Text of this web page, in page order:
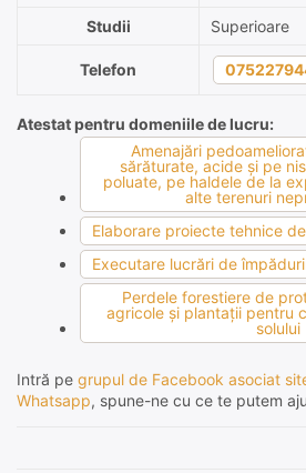
Studii
Superioare
Telefon
Atestat pentru domeniile de lucru:
Amenajări
sărăturate, acide şi pe
poluate, pe haldele de la
alte terenuri
Elaborare proiecte tehnice
Executare lucrări de
Perdele forestiere de
agricole şi plantaţii pentru
solului
Intră pe grupul de Facebook asociat
Whatsapp, spune-ne cu ce te putem